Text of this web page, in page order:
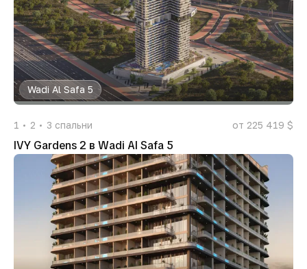
Wadi Al Safa 5
1 2 3 спальни от 225 419 $
IVY Gardens 2 в Wadi Al Safa 5